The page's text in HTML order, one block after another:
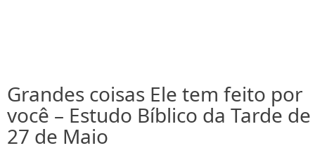
Grandes coisas Ele tem feito por
você – Estudo Bíblico da Tarde de
27 de Maio